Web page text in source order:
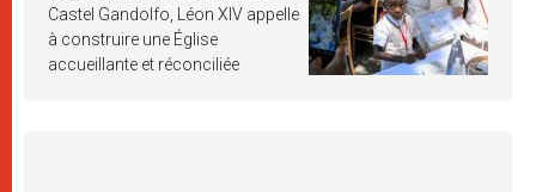
Castel Gandolfo, Léon XIV appelle
à construire une Église
accueillante et réconciliée